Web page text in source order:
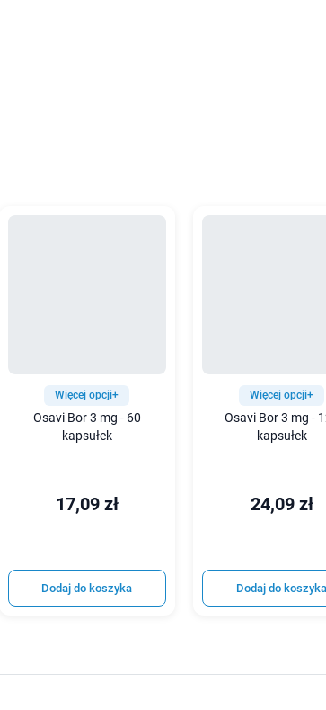
Więcej opcji+
Osavi Bor 3 mg - 60
kapsułek
17,09 zł
Dodaj do koszyka
Więcej opcji+
Osavi Bor 3 mg -
kapsułek
24,09 zł
Dodaj do koszyka